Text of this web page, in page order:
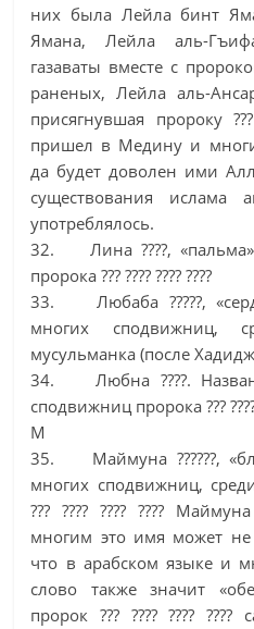
них была Лейла бинт
Ямана, Лейла аль-
газаваты вместе с
раненых, Лейла аль-
присягнувшая пророку
пришел в Медину и
да будет доволен ими
существования ислама
употреблялось.
32. Лина ????,
пророка ??? ???? ???? ????
33. Любаба ?????,
многих сподвижниц,
мусульманка (после
34. Любна ????.
сподвижниц пророка ??? ????
М
35. Маймуна ??????,
многих сподвижниц,
??? ???? ???? ????
многим это имя может не
что в арабском языке и
слово также значит
пророк ??? ???? ????